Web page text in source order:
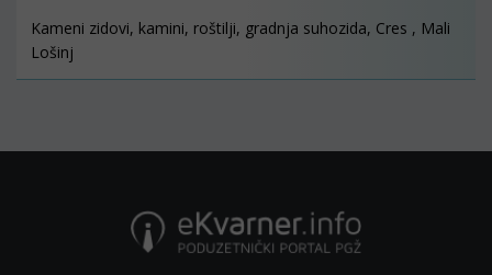
Kameni zidovi, kamini, roštilji, gradnja suhozida, Cres , Mali
Lošinj